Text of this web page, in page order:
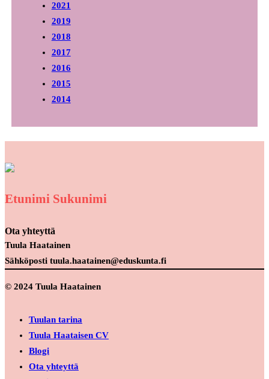
2021
2019
2018
2017
2016
2015
2014
Etunimi Sukunimi
Ota yhteyttä
Tuula Haatainen
Sähköposti tuula.haatainen@eduskunta.fi
© 2024 Tuula Haatainen
Tuulan tarina
Tuula Haataisen CV
Blogi
Ota yhteyttä